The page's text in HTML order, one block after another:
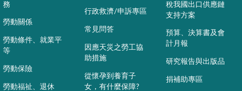
務
勞動關係
勞動條件、就業平
等
勞動保險
勞動福祉、退休
行政救濟/申訴專區
常見問答
因應天災之勞工協
助措施
從懷孕到養育子
女，有什麼保障?
稅我國出口供應鏈
支持方案
預算、決算書及會
計月報
研究報告與出版品
捐補助專區